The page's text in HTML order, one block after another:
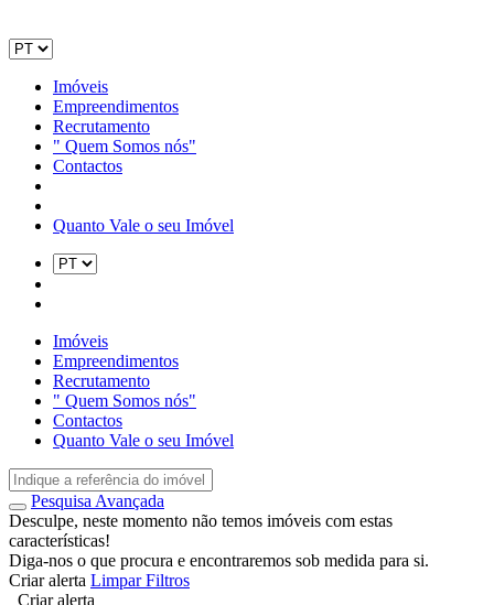
Imóveis
Empreendimentos
Recrutamento
" Quem Somos nós"
Contactos
Quanto Vale o seu Imóvel
Imóveis
Empreendimentos
Recrutamento
" Quem Somos nós"
Contactos
Quanto Vale o seu Imóvel
Pesquisa Avançada
Desculpe, neste momento não temos imóveis com estas
características!
Diga-nos o que procura e encontraremos sob medida para si.
Criar alerta Limpar Filtros
Criar alerta